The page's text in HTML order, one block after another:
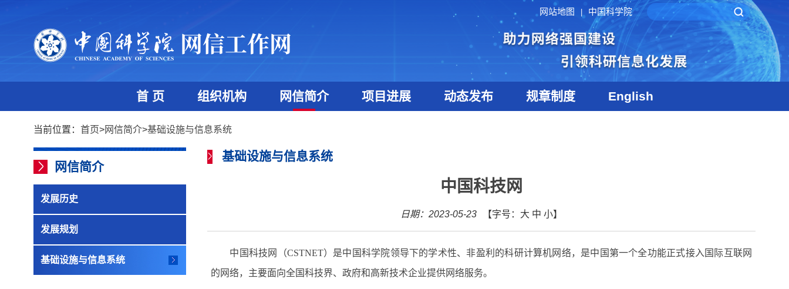
网站地图 中国科学院
首 页 组织机构 网信简介 项目进展 动态发布 规章制度 English
当前位置： 首页>网信简介>基础设施与信息系统
网信简介
发展历史
发展规划
基础设施与信息系统
基础设施与信息系统
中国科技网
日期：2023-05-23 【字号： 大 中 小】
中国科技网（CSTNET）是中国科学院领导下的学术性、非盈利的科研计算机网络，是中国第一个全功能正式接入国际互联网
的网络，主要面向全国科技界、政府和高新技术企业提供网络服务。